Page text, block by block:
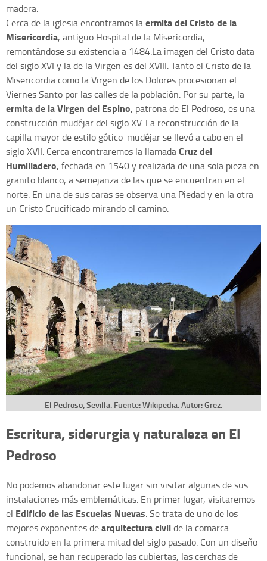
madera.
Cerca de la iglesia encontramos laermita del Cristo de la
Misericordia, antiguo Hospital de la Misericordia,
remontándose su existencia a 1484.La imagen del Cristo data
del siglo XVI y la de la Virgen es del XVIII. Tanto el Cristo de la
Misericordia como la Virgen de los Dolores procesionan el
Viernes Santo por las calles de la población. Por su parte, la
ermita de la Virgen del Espino, patrona de El Pedroso, es una
construcción mudéjar del siglo XV. La reconstrucción de la
capilla mayor de estilo gótico-mudéjar se llevó a cabo en el
siglo XVII. Cerca encontraremos la llamadaCruz del
Humilladero, fechada en 1540 y realizada de una sola pieza en
granito blanco, a semejanza de las que se encuentran en el
norte. En una de sus caras se observa una Piedad y en la otra
un Cristo Crucificado mirando el camino.
El Pedroso, Sevilla. Fuente: Wikipedia. Autor: Grez.
Escritura, siderurgia y naturaleza en El
Pedroso
No podemos abandonar este lugar sin visitar algunas de sus
instalaciones más emblemáticas. En primer lugar, visitaremos
el Edificio de las Escuelas Nuevas. Se trata de uno de los
mejores exponentes dearquitectura civilde la comarca
construido en la primera mitad del siglo pasado. Con un diseño
funcional, se han recuperado las cubiertas, las cerchas de